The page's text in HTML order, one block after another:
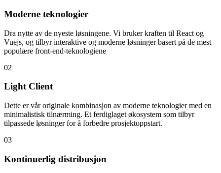
Moderne teknologier
Dra nytte av de nyeste løsningene. Vi bruker kraften til React og
Vuejs, og tilbyr interaktive og moderne løsninger basert på de mest
populære front-end-teknologiene
02
Light Client
Dette er vår originale kombinasjon av moderne teknologier med en
minimalistisk tilnærming. Et ferdiglaget økosystem som tilbyr
tilpassede løsninger for å forbedre prosjektoppstart.
03
Kontinuerlig distribusjon